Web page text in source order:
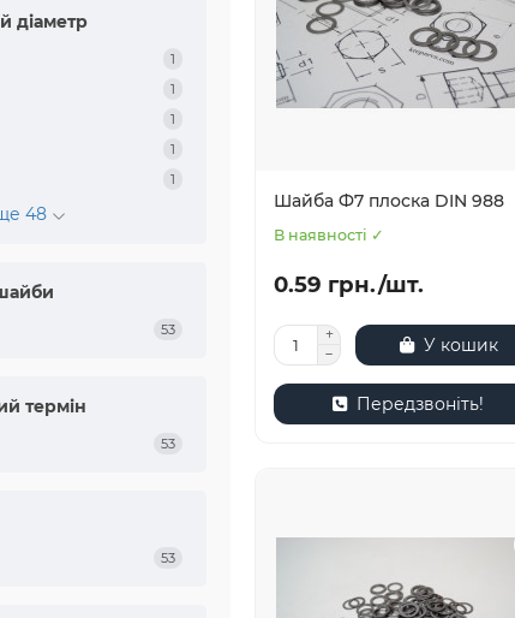
діаметр
1
1
1
1
1
48
53
термін
53
53
Шайба Ф7 плоска DIN 988
В наявності ✓
0.59 грн./шт.
У кошик
Передзвоніть!